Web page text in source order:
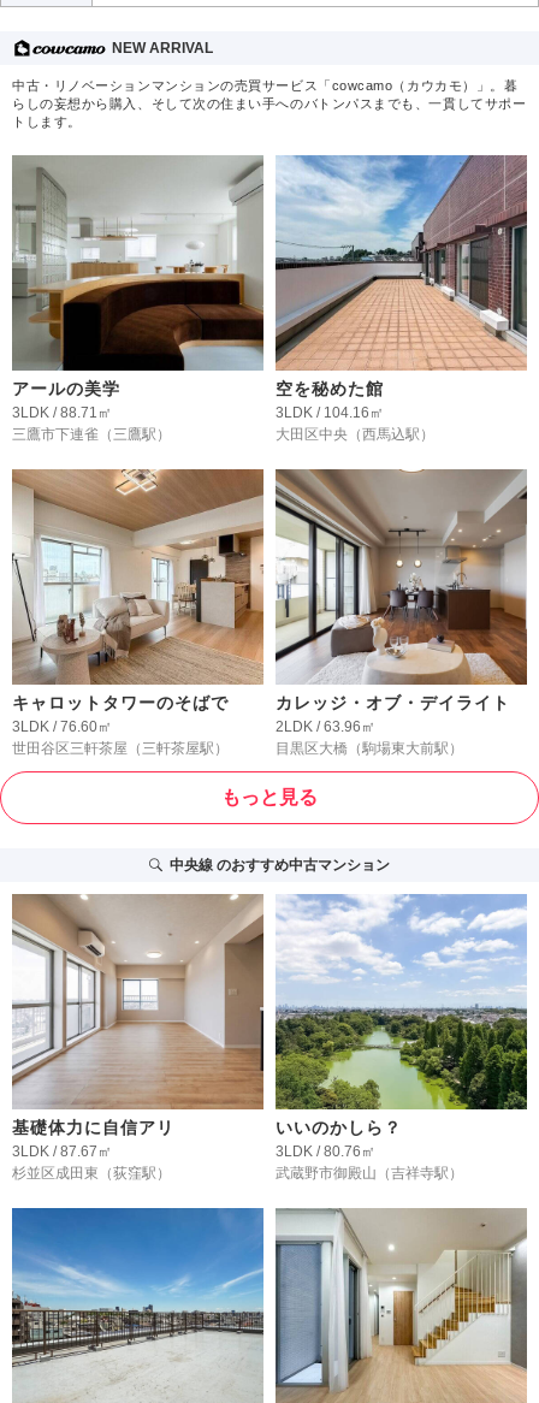
NEW ARRIVAL
中古・リノベーションマンションの売買サービス「cowcamo（カウカモ）」。暮
らしの妄想から購入、そして次の住まい手へのバトンパスまでも、一貫してサポー
トします。
アールの美学
3LDK / 88.71㎡
三鷹市下連雀 （三鷹駅）
空を秘めた館
3LDK / 104.16㎡
大田区中央 （西馬込駅）
キャロットタワーのそばで
3LDK / 76.60㎡
世田谷区三軒茶屋 （三軒茶屋駅）
カレッジ・オブ・デイライト
2LDK / 63.96㎡
目黒区大橋 （駒場東大前駅）
もっと見る
中央線のおすすめ中古マンション
基礎体力に自信アリ
3LDK / 87.67㎡
杉並区成田東 （荻窪駅）
いいのかしら？
3LDK / 80.76㎡
武蔵野市御殿山 （吉祥寺駅）